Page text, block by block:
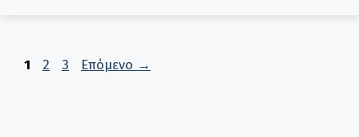
Σελίδα
1 Σελίδα
2 Σελίδα
3 Επόμενο →